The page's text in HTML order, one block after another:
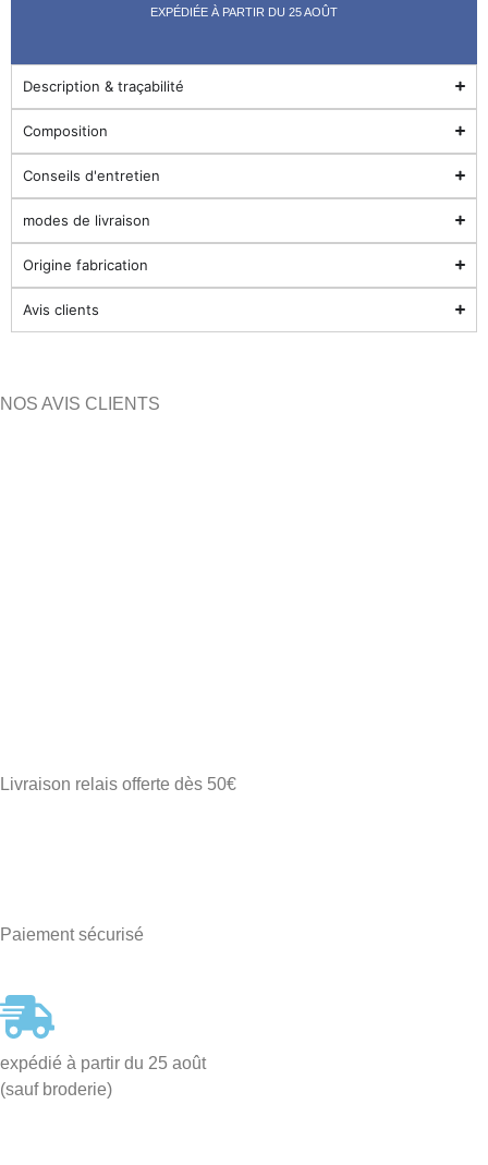
EXPÉDIÉE À PARTIR DU 25 AOÛT
Description & traçabilité
Composition
Conseils d'entretien
modes de livraison
Origine fabrication
Avis clients
NOS AVIS CLIENTS
Livraison relais offerte dès 50€
Paiement sécurisé
expédié à partir du 25 août
(sauf broderie)